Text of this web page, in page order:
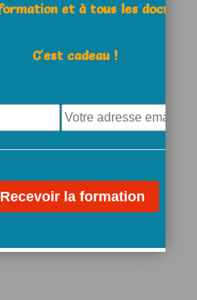
2015
de
et à tous les
C'est cadeau !